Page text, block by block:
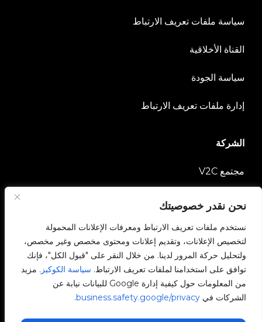
نحن نقدر خصوصيتك
نستخدم ملفات تعريف الارتباط ومعرفات الإعلانات المحمولة
لتخصيص الإعلانات، وتقديم إعلانات ومحتوى مخصص وغير مخصص،
ولتحليل حركة المرور لدينا. من خلال النقر على "قبول الكل"، فإنك
توافق على استخدامنا لملفات تعريف الارتباط. سياسة الكوكيز . مزيد
من المعلومات حول كيفية إدارة Google للبيانات نيابة عن
الشركات في business.safety.google/privacy
.
سياسة ملفات تعريف الارتباط
القناة الأخلاقية
سياسة الجودة
إدارة ملفات تعريف الارتباط
الشركة
مجتمع V2C
e-Chargers
V2C Power
V2C Cloud